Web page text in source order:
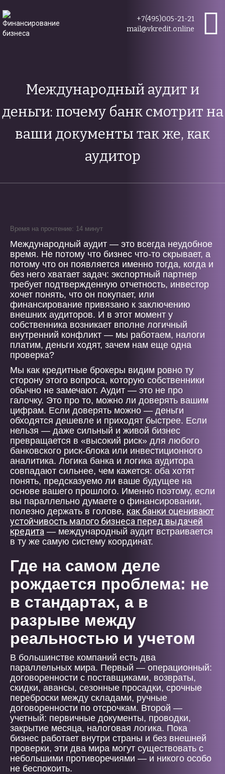
+7(495)005-21-21
mail@vkredit.online
Международный аудит и
деньги: почему банк смотрит на
ваши документы так же, как
аудитор
Время на прочтение: 14 минут
Международный аудит — это всегда неудобное
время. Не потому что бизнес что-то скрывает, а
потому что он появляется именно тогда, когда и
без него хватает задач: экспортный партнер
требует подтвержденную отчетность, инвестор
хочет понять, что он покупает, или
финансирование привязано к заключению
внешних аудиторов. И в этот момент у
собственника возникает вполне логичный
внутренний конфликт — мы работаем, налоги
платим, деньги ходят, зачем нам еще одна
проверка?
Мы как кредитные брокеры видим ровно ту
сторону этого вопроса, которую собственники
обычно не замечают. Аудит — это не про
галочку. Это про то, можно ли доверять вашим
цифрам. Если доверять можно — деньги
обходятся дешевле и приходят быстрее. Если
нельзя — даже сильный и живой бизнес
превращается в «высокий риск» для любого
банковского риск-блока или инвестиционного
аналитика. Логика банка и логика аудитора
совпадают сильнее, чем кажется: оба хотят
понять, предсказуемо ли ваше будущее на
основе вашего прошлого. Именно поэтому, если
вы параллельно думаете о финансировании,
полезно держать в голове, как банки оценивают
устойчивость малого бизнеса перед выдачей
кредита — международный аудит встраивается
в ту же самую систему координат.
Где на самом деле
рождается проблема: не
в стандартах, а в
разрыве между
реальностью и учетом
В большинстве компаний есть два
параллельных мира. Первый — операционный:
договоренности с поставщиками, возвраты,
скидки, авансы, сезонные просадки, срочные
переброски между складами, ручные
договоренности по отсрочкам. Второй —
учетный: первичные документы, проводки,
закрытие месяца, налоговая логика. Пока
бизнес работает внутри страны и без внешней
проверки, эти два мира могут существовать с
небольшими противоречиями — и никого особо
не беспокоить.